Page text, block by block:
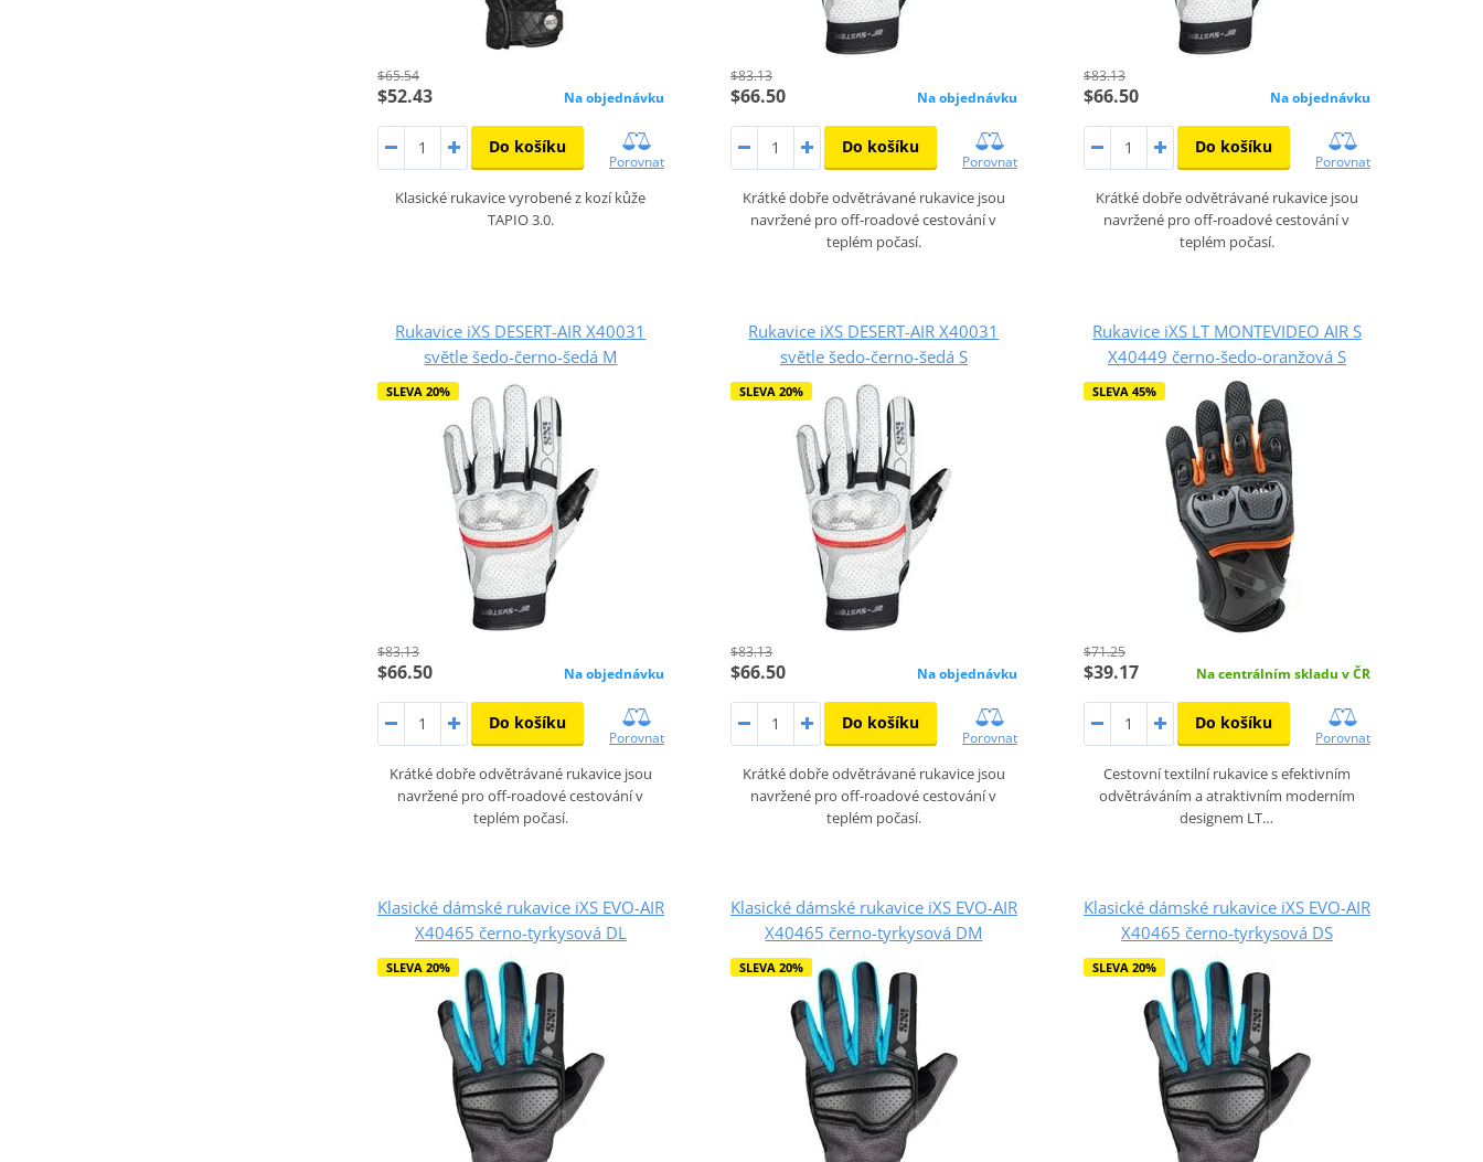
$65.54
$52.43 Na objednávku
Do košíku
Porovnat
Klasické rukavice vyrobené z kozí kůže
TAPIO 3.0.
$83.13
$66.50 Na objednávku
Do košíku
Porovnat
Krátké dobře odvětrávané rukavice jsou
navržené pro off-roadové cestování v
teplém počasí.
$83.13
$66.50 Na objednávku
Do košíku
Porovnat
Krátké dobře odvětrávané rukavice jsou
navržené pro off-roadové cestování v
teplém počasí.
Rukavice iXS DESERT-AIR X40031
světle šedo-černo-šedá M
SLEVA 20%
$83.13
$66.50 Na objednávku
Do košíku
Porovnat
Krátké dobře odvětrávané rukavice jsou
navržené pro off-roadové cestování v
teplém počasí.
Rukavice iXS DESERT-AIR X40031
světle šedo-černo-šedá S
SLEVA 20%
$83.13
$66.50 Na objednávku
Do košíku
Porovnat
Krátké dobře odvětrávané rukavice jsou
navržené pro off-roadové cestování v
teplém počasí.
Rukavice iXS LT MONTEVIDEO AIR S
X40449 černo-šedo-oranžová S
SLEVA 45%
$71.25
$39.17 Na centrálním skladu v ČR
Do košíku
Porovnat
Cestovní textilní rukavice s efektivním
odvětráváním a atraktivním moderním
designem LT…
Klasické dámské rukavice iXS EVO-AIR
X40465 černo-tyrkysová DL
SLEVA 20%
Klasické dámské rukavice iXS EVO-AIR
X40465 černo-tyrkysová DM
SLEVA 20%
Klasické dámské rukavice iXS EVO-AIR
X40465 černo-tyrkysová DS
SLEVA 20%